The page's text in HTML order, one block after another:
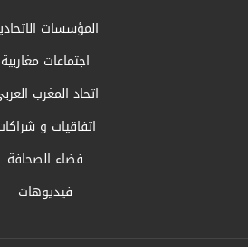
المؤسسات
اجتماعات مغاربية
اتحاد المغرب
اتفاقيات و
فضاء الصحافة
فيديوهات